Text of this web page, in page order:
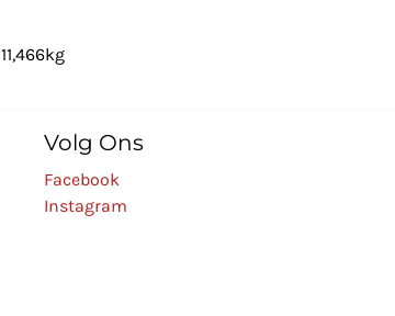
11,466kg
Volg Ons
Facebook
Instagram